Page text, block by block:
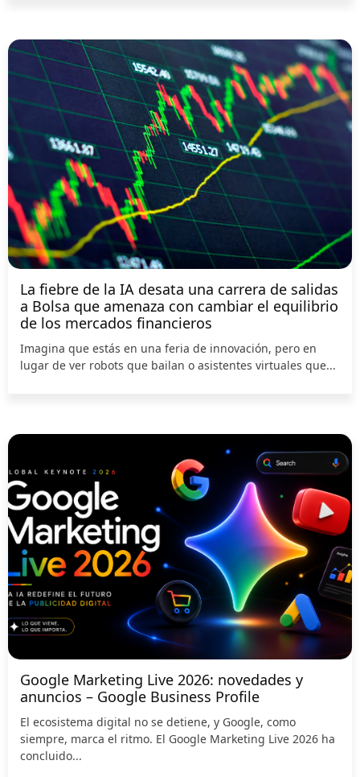
La fiebre de la IA desata una carrera de salidas
a Bolsa que amenaza con cambiar el equilibrio
de los mercados financieros
Imagina que estás en una feria de innovación, pero en
lugar de ver robots que bailan o asistentes virtuales que...
Google Marketing Live 2026: novedades y
anuncios – Google Business Profile
El ecosistema digital no se detiene, y Google, como
siempre, marca el ritmo. El Google Marketing Live 2026 ha
concluido...